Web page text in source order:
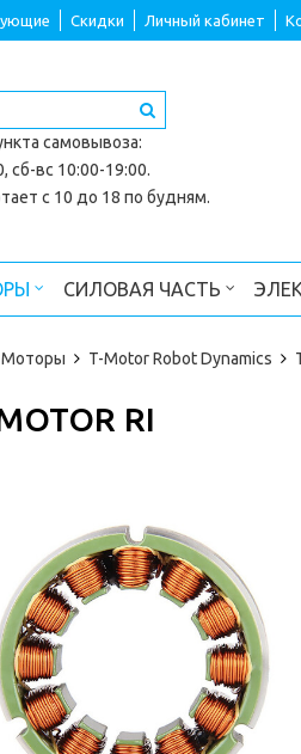
Скидки Личный кабинет
самовывоза:
сб-вс 10:00-19:00.
с 10 до 18 по будням.
СИЛОВАЯ ЧАСТЬ
Моторы T-Motor Robot Dynamics
RI